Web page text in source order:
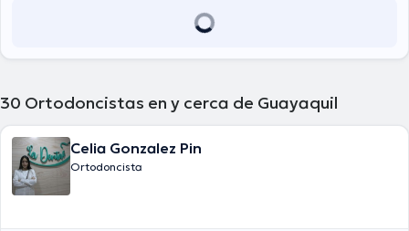
30 Ortodoncistas en y cerca de Guayaquil
Celia Gonzalez Pin
Ortodoncista